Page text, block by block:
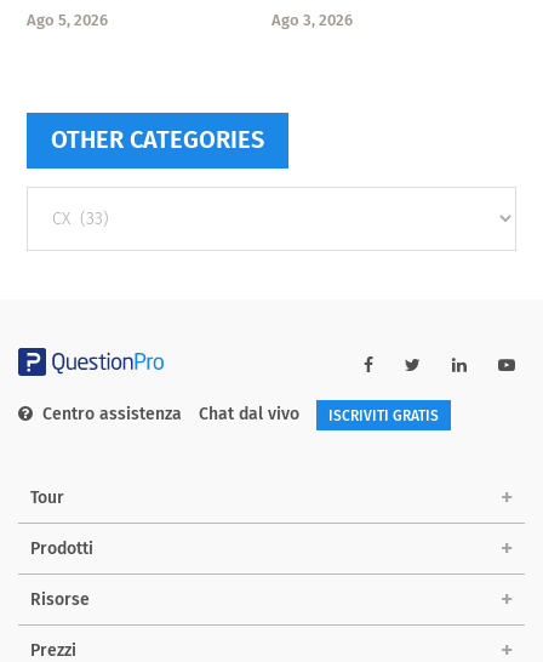
Ago 5, 2026 Ago 3, 2026
OTHER CATEGORIES
categories
Centro assistenza Chat dal vivo ISCRIVITI GRATIS
Tour
Prodotti
Risorse
Prezzi